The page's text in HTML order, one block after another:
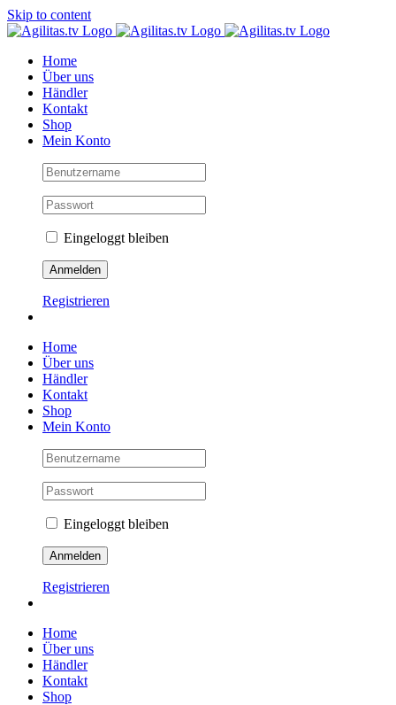
Skip to content
Home
Über uns
Händler
Kontakt
Shop
Mein Konto
Eingeloggt bleiben
Registrieren
Home
Über uns
Händler
Kontakt
Shop
Mein Konto
Eingeloggt bleiben
Registrieren
Home
Über uns
Händler
Kontakt
Shop